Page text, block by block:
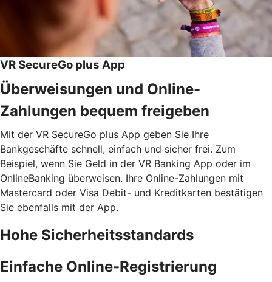
VR SecureGo plus App
Überweisungen und Online-
Zahlungen bequem freigeben
Mit der VR SecureGo plus App geben Sie Ihre
Bankgeschäfte schnell, einfach und sicher frei. Zum
Beispiel, wenn Sie Geld in der VR Banking App oder im
OnlineBanking überweisen. Ihre Online-Zahlungen mit
Mastercard oder Visa Debit- und Kreditkarten bestätigen
Sie ebenfalls mit der App.
Hohe Sicherheitsstandards
Einfache Online-Registrierung